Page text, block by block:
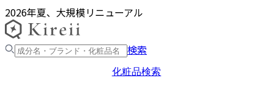
2026年夏、大規模リニューアル
検索
化粧品検索